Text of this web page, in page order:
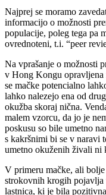
Najprej se moramo
informacijo o možnosti
populacije, poleg tega pa
ovrednoteni, t.i. “peer
Na vprašanje o možnosti
v Hong Kongu opravljena
se mačke potencialno
lahko nalezejo ena od
okužba skoraj nična.
malem vzorcu, da jo je
poskusu so bile umetno
s kakršnimi bi se v naravi
umetno okuženih živali ni
V primeru mačke, ali
strokovnih krogih
lastnica, ki je bila